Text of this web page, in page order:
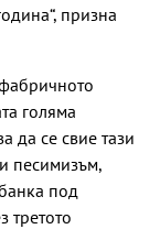
призна
голяма
да се свие тази
песимизъм,
под
третото